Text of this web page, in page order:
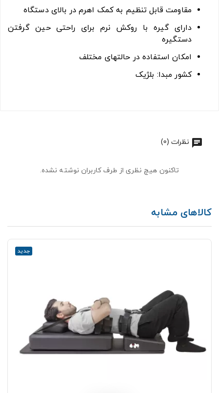
مقاومت قابل تنظیم به کمک اهرم در بالای دستگاه
دارای گیره با روکش نرم برای راحتی حین گرفتن
دستگیره
امکان استفاده در حالتهای مختلف
کشور مبدا: بلژیک
نظرات (0)
تاکنون هیچ نظری از طرف کاربران نوشته نشده.
کالاهای مشابه
جدید